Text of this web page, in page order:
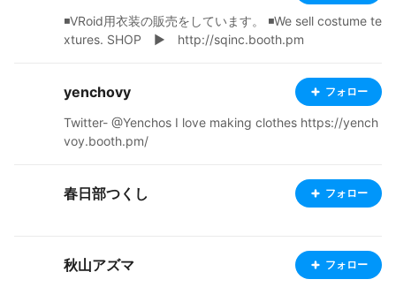
◾️VRoid用衣装の販売をしています。 ◾️We sell costume te
xtures. SHOP ▶︎ http://sqinc.booth.pm
yenchovy フォロー
Twitter- @Yenchos I love making clothes https://yench
voy.booth.pm/
春日部つくし フォロー
秋山アズマ フォロー